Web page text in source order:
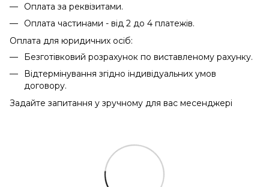
Оплата за реквізитами.
Оплата частинами - від 2 до 4 платежів.
Оплата для юридичних осіб:
Безготівковий розрахунок по виставленому рахунку.
Відтермінування згідно індивідуальних умов
договору.
Задайте запитання у зручному для вас месенджері